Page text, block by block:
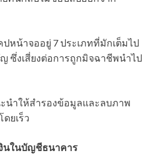
หน้าจออยู่ 7 ประเภทที่มักเต็มไป
ซึ่งเสี่ยงต่อการถูกมิจฉาชีพนำไป
นำให้สำรองข้อมูลและลบภาพ
ยเร็ว
นในบัญชีธนาคาร